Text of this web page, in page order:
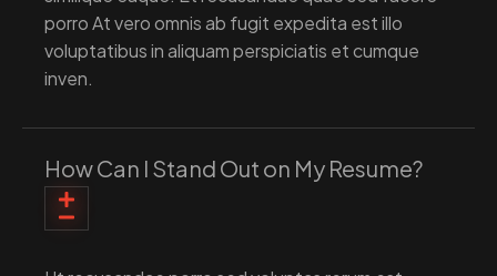
porro At vero omnis ab fugit expedita est illo
voluptatibus in aliquam perspiciatis et cumque
inven.
How Can I Stand Out on My Resume?